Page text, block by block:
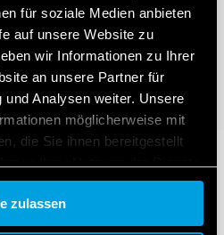
für soziale Medien anbieten
auf unsere Website zu
wir Informationen zu Ihrer
an unsere Partner für
Analysen weiter. Unsere
möglicherweise mit
die Sie ihnen bereitgestellt
zulassen